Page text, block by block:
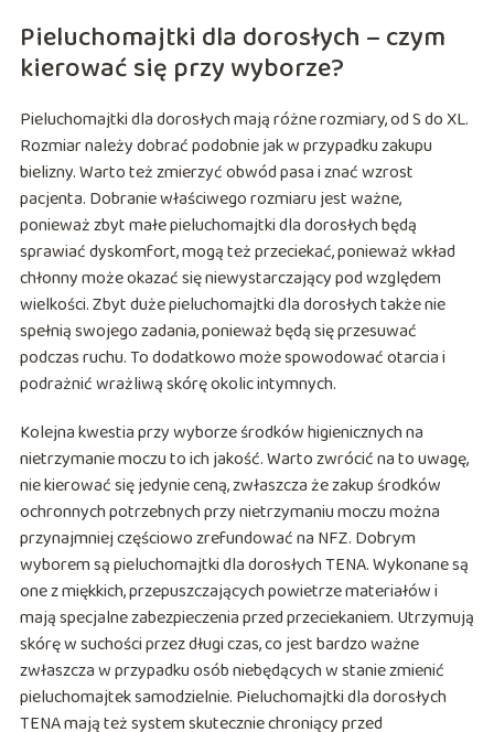
Pieluchomajtki dla dorosłych – czym
kierować się przy wyborze?
Pieluchomajtki dla dorosłych mają różne rozmiary, od S do XL.
Rozmiar należy dobrać podobnie jak w przypadku zakupu
bielizny. Warto też zmierzyć obwód pasa i znać wzrost
pacjenta. Dobranie właściwego rozmiaru jest ważne,
ponieważ zbyt małe pieluchomajtki dla dorosłych będą
sprawiać dyskomfort, mogą też przeciekać, ponieważ wkład
chłonny może okazać się niewystarczający pod względem
wielkości. Zbyt duże pieluchomajtki dla dorosłych także nie
spełnią swojego zadania, ponieważ będą się przesuwać
podczas ruchu. To dodatkowo może spowodować otarcia i
podrażnić wrażliwą skórę okolic intymnych.
Kolejna kwestia przy wyborze środków higienicznych na
nietrzymanie moczu to ich jakość. Warto zwrócić na to uwagę,
nie kierować się jedynie ceną, zwłaszcza że zakup środków
ochronnych potrzebnych przy nietrzymaniu moczu można
przynajmniej częściowo zrefundować na NFZ. Dobrym
wyborem są pieluchomajtki dla dorosłych TENA. Wykonane są
one z miękkich, przepuszczających powietrze materiałów i
mają specjalne zabezpieczenia przed przeciekaniem. Utrzymują
skórę w suchości przez długi czas, co jest bardzo ważne
zwłaszcza w przypadku osób niebędących w stanie zmienić
pieluchomajtek samodzielnie. Pieluchomajtki dla dorosłych
TENA mają też system skutecznie chroniący przed